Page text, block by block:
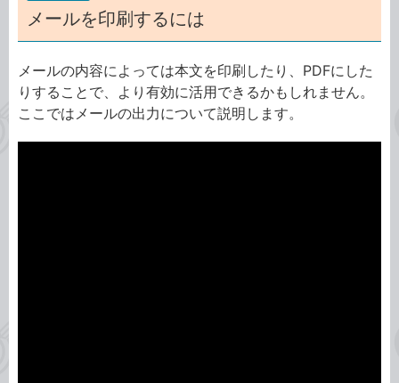
メールを印刷するには
メールの内容によっては本文を印刷したり、PDFにした
りすることで、より有効に活用できるかもしれません。
ここではメールの出力について説明します。